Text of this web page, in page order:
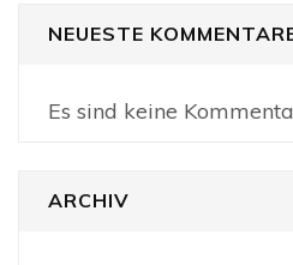
NEUESTE
Es sind keine
ARCHIV